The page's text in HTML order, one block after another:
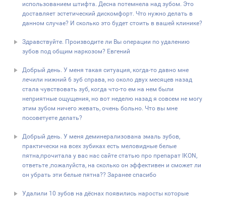
использованием штифта. Десна потемнела над зубом. Это
доставляет эстетический дискомфорт. Что нужно делать в
данном случае? И сколько это будет стоить в вашей клинике?
Здравствуйте. Производите ли Вы операции по удалению
зубов под общим наркозом? Евгений
Добрый день. У меня такая ситуация, когда-то давно мне
лечили нижний 6 зуб справа, но около двух месяцев назад
стала чувствовать зуб, когда что-то ем на нем были
неприятные ощущения, но вот неделю назад я совсем не могу
этим зубом ничего жевать, очень больно. Что вы мне
посоветуете делать?
Добрый день. У меня деминерализована эмаль зубов,
практически на всех зубиках есть меловидные белые
пятна,прочитала у вас нас сайте статью про препарат IKON,
ответьте ,пожалуйста, на сколько он эффективен и сможет ли
он убрать эти белые пятна?? Заранее спасибо
Удалили 10 зубов на дёснах появились наросты которые